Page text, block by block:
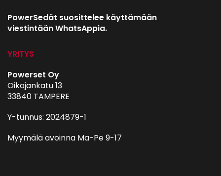
PowerSedät suosittelee käyttämään
viestintään WhatsAppia.
YRITYS
Powerset Oy
Oikojankatu 13
33840 TAMPERE
Y-tunnus: 2024879-1
Myymälä avoinna Ma-Pe 9-17